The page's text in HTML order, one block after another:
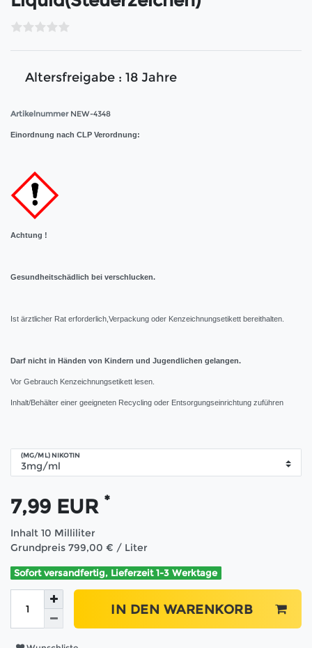
Altersfreigabe : 18 Jahre
Artikelnummer NEW-4348
Einordnung nach CLP Verordnung:
Achtung !
Gesundheitschädlich bei verschlucken.
Ist ärztlicher Rat erforderlich,Verpackung oder Kenzeichnungsetikett bereithalten.
Darf nicht in Händen von Kindern und Jugendlichen gelangen.
Vor Gebrauch Kenzeichnungsetikett lesen.
Inhalt/Behälter einer geeigneten Recycling oder Entsorgungseinrichtung zuführen
(MG/ML) NIKOTIN
7,99 EUR *
Inhalt 10 Milliliter
Grundpreis 799,00 € / Liter
Sofort versandfertig, Lieferzeit 1-3 Werktage
IN DEN WARENKORB